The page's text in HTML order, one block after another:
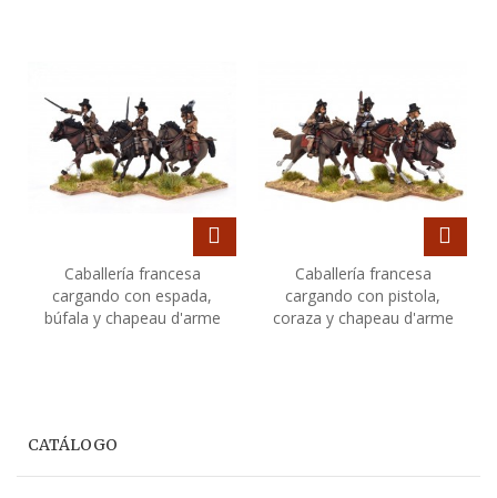
Caballería francesa
cargando con espada,
búfala y chapeau d'arme
Caballería francesa
cargando con pistola,
coraza y chapeau d'arme
CATÁLOGO